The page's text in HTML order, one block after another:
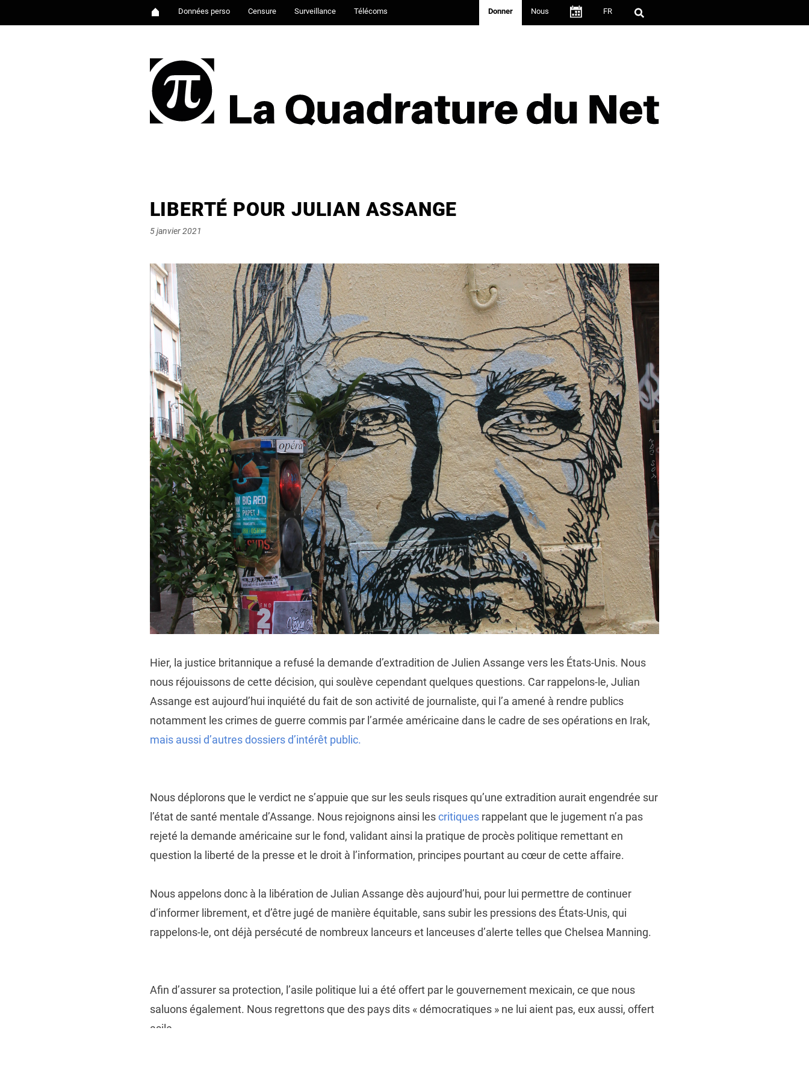
Données perso Censure Surveillance Télécoms Donner Nous · FR
LIBERTÉ POUR JULIAN ASSANGE
Posted
5 janvier 2021
Hier, la justice britannique a refusé la demande d’extradition de Julien Assange vers les États-Unis. Nous
nous réjouissons de cette décision, qui soulève cependant quelques questions. Car rappelons-le, Julian
Assange est aujourd’hui inquiété du fait de son activité de journaliste, qui l’a amené à rendre publics
notamment les crimes de guerre commis par l’armée américaine dans le cadre de ses opérations en Irak,
mais aussi d’autres dossiers d’intérêt public.
Nous déplorons que le verdict ne s’appuie que sur les seuls risques qu’une extradition aurait engendrée sur
l’état de santé mentale d’Assange. Nous rejoignons ainsi lescritiquesrappelant que le jugement n’a pas
rejeté la demande américaine sur le fond, validant ainsi la pratique de procès politique remettant en
question la liberté de la presse et le droit à l’information, principes pourtant au cœur de cette affaire.
Nous appelons donc à la libération de Julian Assange dès aujourd’hui, pour lui permettre de continuer
d’informer librement, et d’être jugé de manière équitable, sans subir les pressions des États-Unis, qui
rappelons-le, ont déjà persécuté de nombreux lanceurs et lanceuses d’alerte telles que Chelsea Manning.
Afin d’assurer sa protection, l’asile politique lui a été offert par le gouvernement mexicain, ce que nous
saluons également. Nous regrettons que des pays dits « démocratiques » ne lui aient pas, eux aussi, offert
asile.